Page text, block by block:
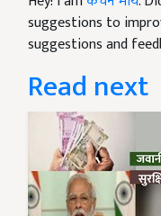
suggestions to
suggestions and
Read next